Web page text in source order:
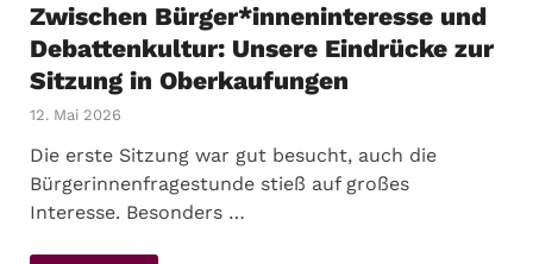
Zwischen Bürger*inneninteresse und
Debattenkultur: Unsere Eindrücke zur
Sitzung in Oberkaufungen
12. Mai 2026
Die erste Sitzung war gut besucht, auch die
Bürgerinnenfragestunde stieß auf großes
Interesse. Besonders …